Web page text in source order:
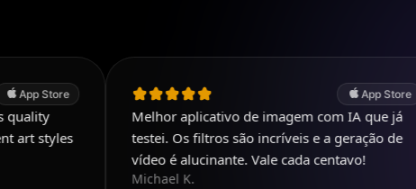
App Store
Melhor aplicativo de imagem com IA que já
testei. Os filtros são incríveis e a geração de
vídeo é alucinante. Vale cada centavo!